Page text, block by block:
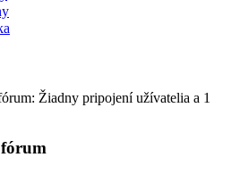
Žiadny pripojení užívatelia a 1